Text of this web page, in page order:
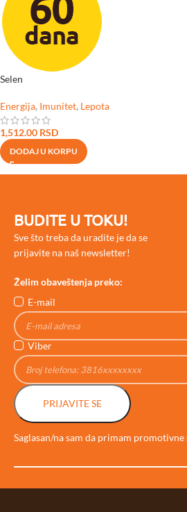
Selen
Energija, Imunitet, Lepota
1,512.00 RSD
DODAJ U KORPU
BUDITE U TOKU!
Sve što treba da uradite je da se
prijavite na naš newsletter!
Želim obaveštenja preko:
E-mail
Viber
PRIJAVITE SE
Saglasan/na sam da primam